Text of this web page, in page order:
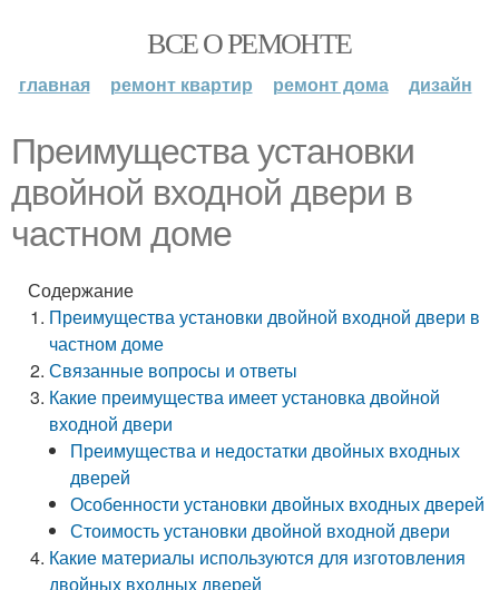
ВСЕ О РЕМОНТЕ
главная ремонт квартир ремонт дома дизайн
Преимущества установки
двойной входной двери в
частном доме
Содержание
Преимущества установки двойной входной двери в
частном доме
Связанные вопросы и ответы
Какие преимущества имеет установка двойной
входной двери
Преимущества и недостатки двойных входных
дверей
Особенности установки двойных входных дверей
Стоимость установки двойной входной двери
Какие материалы используются для изготовления
двойных входных дверей